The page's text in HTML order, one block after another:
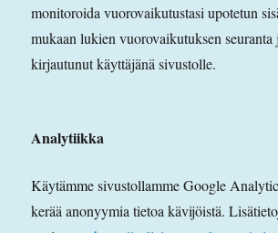
monitoroida vuorovaikutustasi upotetun
mukaan lukien vuorovaikutuksen
kirjautunut käyttäjänä sivustolle.
Analytiikka
Käytämme sivustollamme Google
kerää anonyymia tietoa kävijöistä.